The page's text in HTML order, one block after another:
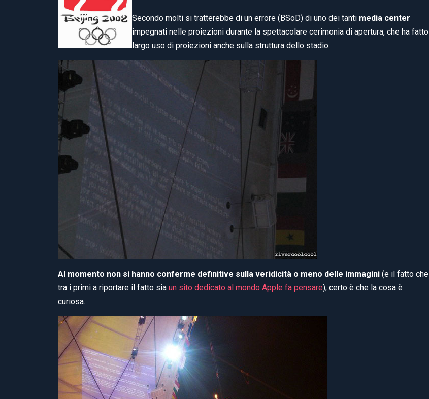
Secondo molti si tratterebbe di un errore (BSoD) di uno dei tanti media center
impegnati nelle proiezioni durante la spettacolare cerimonia di apertura, che ha fatto
largo uso di proiezioni anche sulla struttura dello stadio.
Al momento non si hanno conferme definitive sulla veridicità o meno delle immagini (e il fatto che
tra i primi a riportare il fatto sia un sito dedicato al mondo Apple fa pensare), certo è che la cosa è
curiosa.